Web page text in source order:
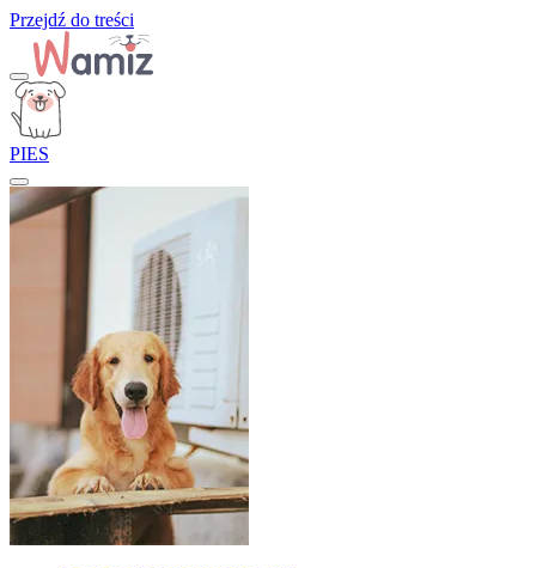
Przejdź do treści
PIES